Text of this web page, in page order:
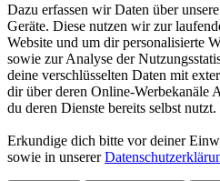
Dazu erfassen wir Daten über
Geräte. Diese nutzen wir zur
Website und um dir personalisierte
sowie zur Analyse der
deine verschlüsselten Daten mit
dir über deren Online-Werbekanäle
du deren Dienste bereits selbst nutzt.
Erkundige dich bitte vor deiner
sowie in unserer